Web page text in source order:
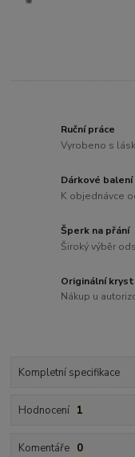
Ruční práce
Vyrobeno s
Dárkové balení
K objednávce
Šperk na přání
Široký výběr
Originální
Nákup u
Kompletní specifikace
Hodnocení 1
Komentáře 0